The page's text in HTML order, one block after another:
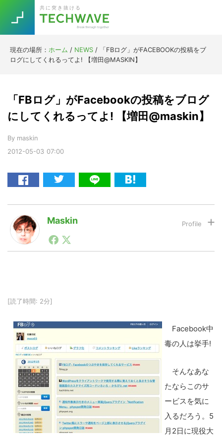
primary
navigation
main
content
primary
sidebar
footer
共に突き抜ける
現在の場所： ホーム / NEWS / 「FBログ」がFACEBOOKの投稿をブ
ログにしてくれるってよ! 【増田@MASKIN】
2012-05-03 07:00
「FBログ」がFacebookの投稿をブログ
にしてくれるってよ! 【増田@maskin】
By maskin
Maskin
1990年代初頭から記者としてまた起業家としてITスタ
ートアップ業界のハードウェアからソフトウェアの事業
スクとして数億PV事業に。世界最大IT系メディア（ス
などを経て、現在、スタートアップ支援側の取り組みに
注力中。
[読了時間: 2分]
Facebook中
毒の人は挙手!
そんなあな
たならこのサ
ービスを気に
入るだろう。5
月2日に現役大
TOPICS
RE:LIFE
Re:Work
AI
VR/AR
[Startup]
[Voice Edition]
[YouTube]
特集
Block Data Bank
Trend 今話題の注目キーワード
5G Asana テレワーク